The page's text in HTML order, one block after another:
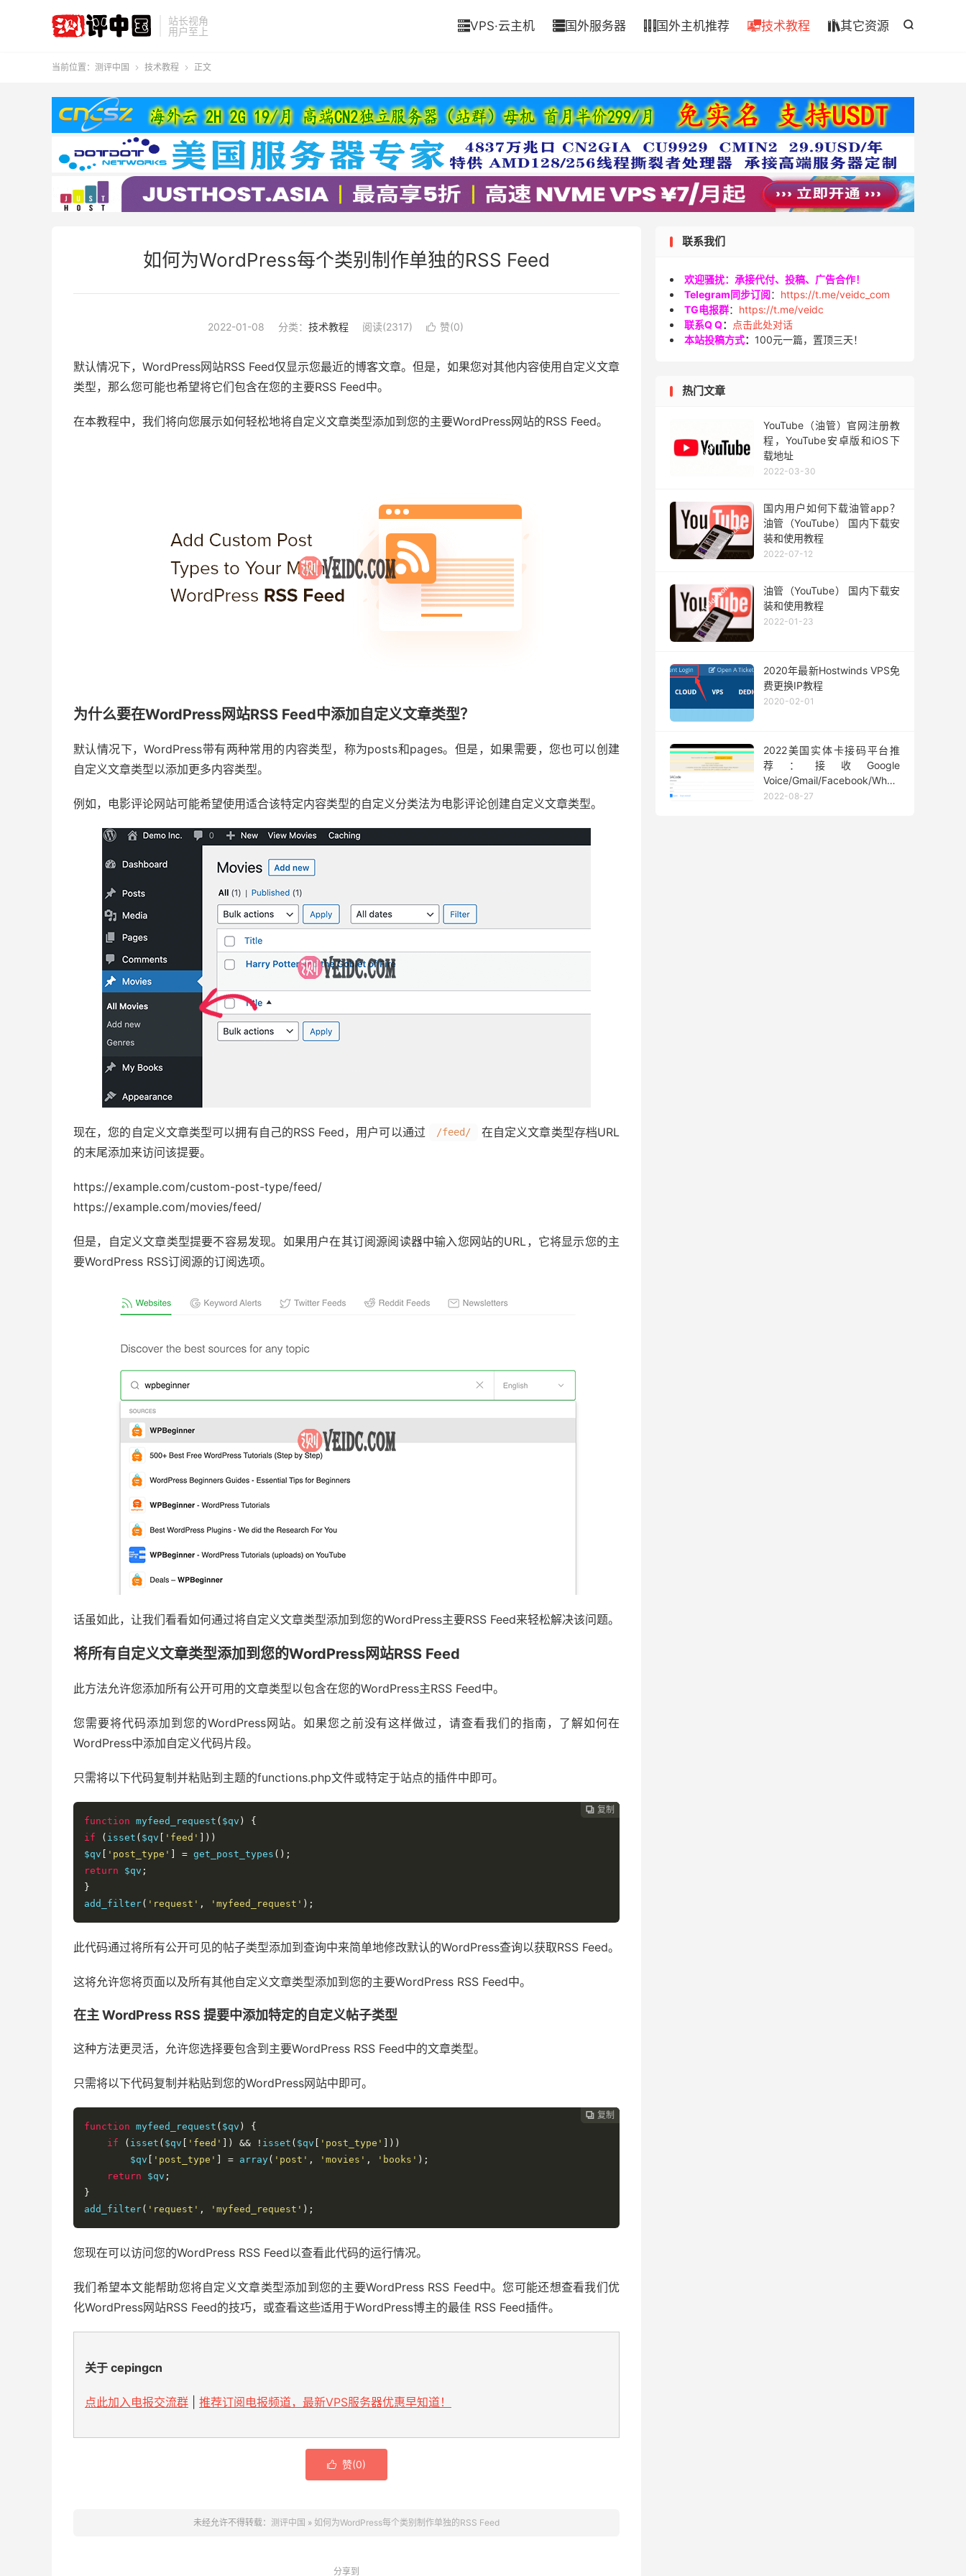
站长视角
用户至上

VPS·云主机 国外服务器  国外主机推荐 技术教程 其它资源
当前位置： 测评中国  技术教程  正文
如何为WordPress每个类别制作单独的RSS Feed
2022-01-08 分类： 技术教程 阅读(2317)  赞(0)
默认情况下，WordPress网站RSS Feed仅显示您最近的博客文章。但是，如果您对其他内容使用自定义文章
类型，那么您可能也希望将它们包含在您的主要RSS Feed中。
在本教程中，我们将向您展示如何轻松地将自定义文章类型添加到您的主要WordPress网站的RSS Feed。
为什么要在WordPress网站RSS Feed中添加自定义文章类型？
默认情况下，WordPress带有两种常用的内容类型，称为posts和pages。但是，如果需要，您也可以创建
自定义文章类型以添加更多内容类型。
例如，电影评论网站可能希望使用适合该特定内容类型的自定义分类法为电影评论创建自定义文章类型。
现在，您的自定义文章类型可以拥有自己的RSS Feed，用户可以通过 /feed/
在自定义文章类型存档URL
的末尾添加来访问该提要。
https://example.com/custom-post-type/feed/
https://example.com/movies/feed/
但是，自定义文章类型提要不容易发现。如果用户在其订阅源阅读器中输入您网站的URL，它将显示您的主
要WordPress RSS订阅源的订阅选项。
话虽如此，让我们看看如何通过将自定义文章类型添加到您的WordPress主要RSS Feed来轻松解决该问题。
将所有自定义文章类型添加到您的WordPress网站RSS Feed
此方法允许您添加所有公开可用的文章类型以包含在您的WordPress主RSS Feed中。
您需要将代码添加到您的WordPress网站。如果您之前没有这样做过，请查看我们的指南，了解如何在
WordPress中添加自定义代码片段。
只需将以下代码复制并粘贴到主题的functions.php文件或特定于站点的插件中即可。
 复制
 复制
 复制
 复制
function myfeed_request ( $qv )
{
if
( isset ( $qv 'feed'
]))
$qv
'post_type' = get_post_types ();
return $qv ;
}
add_filter( 'request' , 'myfeed_request' );
此代码通过将所有公开可见的帖子类型添加到查询中来简单地修改默认的WordPress查询以获取RSS Feed。
这将允许您将页面以及所有其他自定义文章类型添加到您的主要WordPress RSS Feed中。
在主 WordPress RSS 提要中添加特定的自定义帖子类型
这种方法更灵活，允许您选择要包含到主要WordPress RSS Feed中的文章类型。
只需将以下代码复制并粘贴到您的WordPress网站中即可。
 复制
 复制
 复制
function myfeed_request ( $qv )
{
if
( isset ( $qv 'feed' ]) && ! isset ( $qv 'post_type'
]))
$qv
'post_type' = array( 'post' , 'movies' , 'books' );
return $qv ;
}
add_filter( 'request' , 'myfeed_request' );
您现在可以访问您的WordPress RSS Feed以查看此代码的运行情况。
我们希望本文能帮助您将自定义文章类型添加到您的主要WordPress RSS Feed中。您可能还想查看我们优
化WordPress网站RSS Feed的技巧，或查看这些适用于WordPress博主的最佳 RSS Feed插件。
关于 cepingcn
点此加入电报交流群 推荐订阅电报频道，最新VPS服务器优惠早知道！
 赞(0)
未经允许不得转载： 测评中国 » 如何为WordPress每个类别制作单独的RSS Feed
分享到
联系我们
欢迎骚扰：承接代付、投稿、广告合作！
Telegram同步订阅： https://t.me/veidc_com
TG电报群： https://t.me/veidc
联系Q Q：
点击此处对话
本站投稿方式： 100元一篇，置顶三天！
热门文章
YouTube（油管）官网注册教
程，YouTube安卓版和iOS下
载地址
2022-03-30
国内用户如何下载油管app？
油管（YouTube） 国内下载安
装和使用教程
2022-07-12
油管（YouTube） 国内下载安
装和使用教程
2022-01-23
2020年最新Hostwinds VPS免
费更换IP教程
2020-02-01
2022美国实体卡接码平台推
荐：接收Google
Voice/Gmail/Facebook/Whatsapp
等短信验证码
2022-08-27